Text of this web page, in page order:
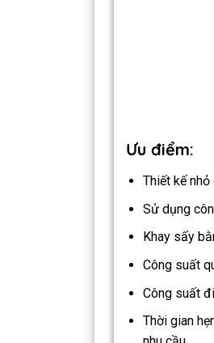
Ưu điểm:
Thiết kế
Sử dụng
Khay sấy
Công suất
Công suất
Thời gian